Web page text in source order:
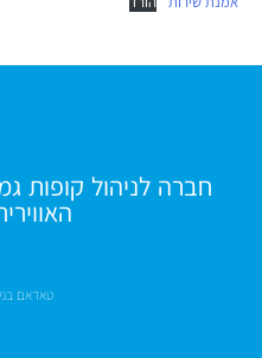
חברה לניהול קופות
טאדאם